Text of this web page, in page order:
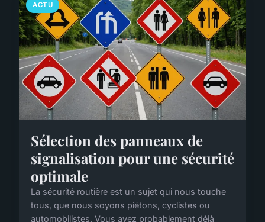
ACTU
Sélection des panneaux de
signalisation pour une sécurité
optimale
La sécurité routière est un sujet qui nous touche
tous, que nous soyons piétons, cyclistes ou
automobilistes. Vous avez probablement déjà